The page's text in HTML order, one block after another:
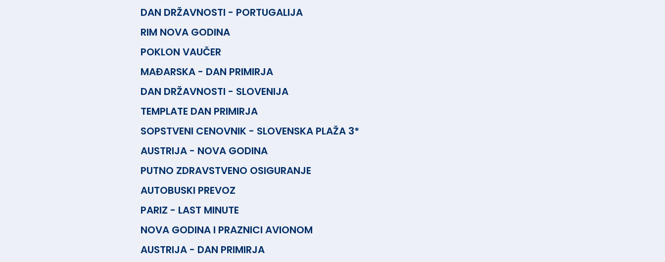
DAN DRŽAVNOSTI - PORTUGALIJA
RIM NOVA GODINA
POKLON VAUČER
MAĐARSKA - DAN PRIMIRJA
DAN DRŽAVNOSTI - SLOVENIJA
TEMPLATE DAN PRIMIRJA
SOPSTVENI CENOVNIK - SLOVENSKA PLAŽA 3*
AUSTRIJA - NOVA GODINA
PUTNO ZDRAVSTVENO OSIGURANJE
AUTOBUSKI PREVOZ
PARIZ - LAST MINUTE
NOVA GODINA I PRAZNICI AVIONOM
AUSTRIJA - DAN PRIMIRJA